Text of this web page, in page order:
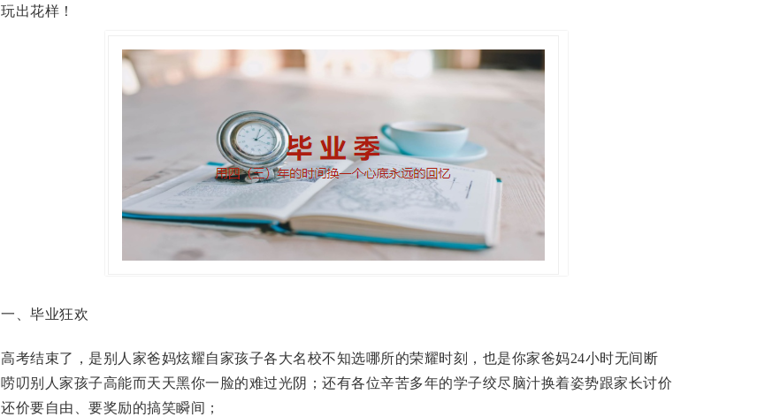
玩出花样！
一、毕业狂欢
高考结束了，是别人家爸妈炫耀自家孩子各大名校不知选哪所的荣耀时刻，也是你家爸妈24小时无间断
唠叨别人家孩子高能而天天黑你一脸的难过光阴；还有各位辛苦多年的学子绞尽脑汁换着姿势跟家长讨价
还价要自由、要奖励的搞笑瞬间；